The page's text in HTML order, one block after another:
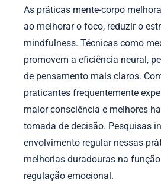
As práticas mente-corpo
ao melhorar o foco, reduzir o
mindfulness. Técnicas como
promovem a eficiência neural,
de pensamento mais claros.
praticantes frequentemente
maior consciência e melhores
tomada de decisão. Pesquisas
envolvimento regular nessas
melhorias duradouras na
regulação emocional.